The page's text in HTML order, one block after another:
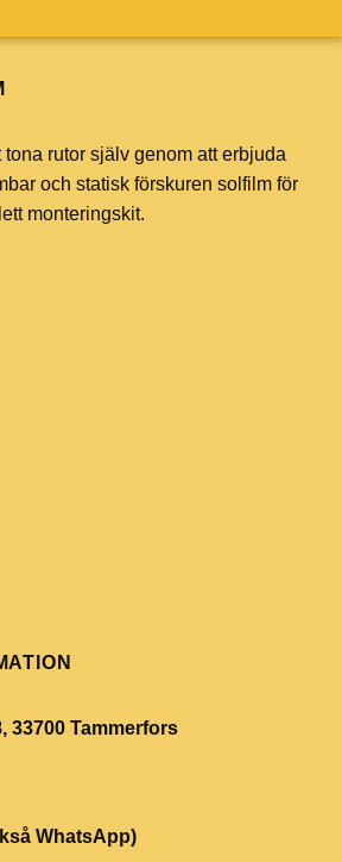
rutor själv genom att erbjuda
och statisk förskuren solfilm för
monteringskit.
33700 Tammerfors
WhatsApp)